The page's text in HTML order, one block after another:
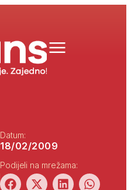
Datum:
18/02/2009
Podijeli na mrežama: